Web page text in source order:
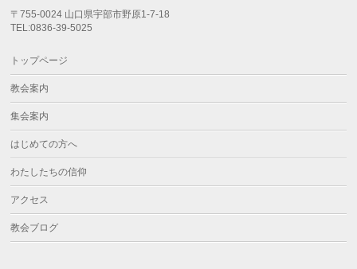
〒755-0024 山口県宇部市野原1-7-18
TEL:0836-39-5025
トップページ
教会案内
集会案内
はじめての方へ
わたしたちの信仰
アクセス
教会ブログ